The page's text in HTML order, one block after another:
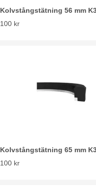
Kolvstångstätning 56 mm
100 kr
Kolvstångstätning 65 mm
100 kr